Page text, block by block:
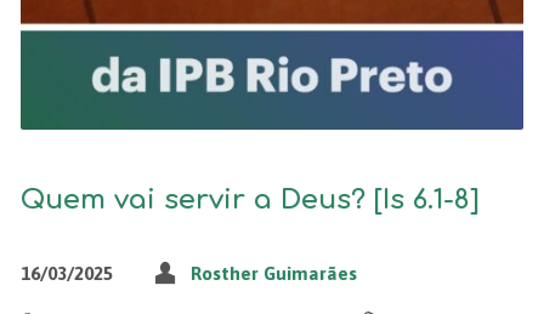
Quem vai servir a Deus? [Is 6.1-8]
16/03/2025 Rosther Guimarães